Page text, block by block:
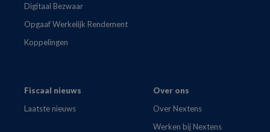
Digitaal Bezwaar
Opgaaf Werkelijk Rendement
Koppelingen
Fiscaal nieuws
Laatste nieuws
Over ons
Over Nextens
Werken bij Nextens